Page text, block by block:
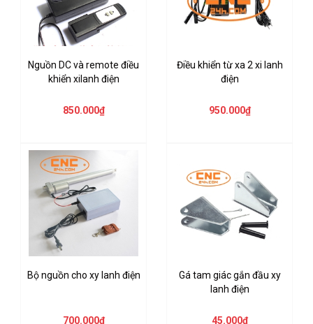
Nguồn DC và remote điều
khiển xilanh điện
850.000₫
Điều khiển từ xa 2 xi lanh
điện
950.000₫
Bộ nguồn cho xy lanh điện
700.000₫
Gá tam giác gắn đầu xy
lanh điện
45.000₫